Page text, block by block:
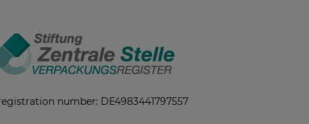
number: DE4983441797557